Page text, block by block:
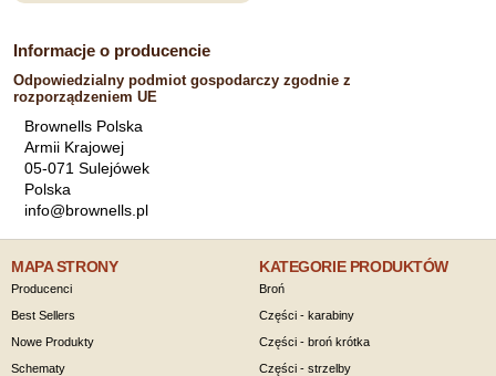
Informacje o producencie
Odpowiedzialny podmiot gospodarczy zgodnie z
rozporządzeniem UE
Brownells Polska
Armii Krajowej
05-071 Sulejówek
Polska
info@brownells.pl
MAPA STRONY
Producenci
Best Sellers
Nowe Produkty
Schematy
KATEGORIE PRODUKTÓW
Broń
Części - karabiny
Części - broń krótka
Części - strzelby